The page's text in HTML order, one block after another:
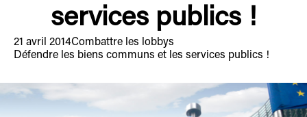
services publics !
21 avril 2014Combattre les lobbys
Défendre les biens communs et les services publics !